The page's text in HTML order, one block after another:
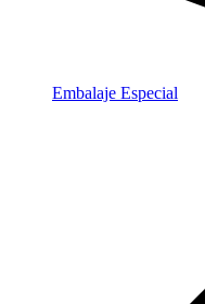
Embalaje Especial